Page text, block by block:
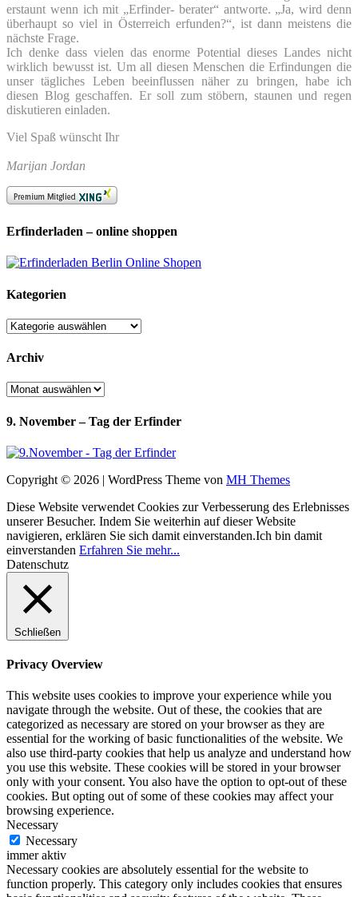
erstaunt wenn ich mit „Erfinder- berater“ antworte. „Ja, wird denn
überhaupt so viel in Österreich erfunden?“, ist dann meistens die
nächste Frage.
Ich denke dass vielen das enorme Potential dieses Landes nicht
wirklich bewusst ist. Um all diesen Menschen die Erfindungen die
unser tägliches Leben beeinflussen näher zu bringen, habe ich
diesen Blog geschaffen. Er soll zum stöbern, staunen und regen
diskutieren einladen.
Viel Spaß wünscht Ihr
Marijan Jordan
Erfinderladen – online shoppen
Kategorien
Kategorien
Archiv
Archiv
9. November – Tag der Erfinder
Copyright © 2026 | WordPress Theme von MH Themes
Diese Website verwendet Cookies zur Verbesserung des Erlebnisses
unserer Besucher. Indem Sie weiterhin auf dieser Website
navigieren, erklären Sie sich damit einverstanden.Ich bin damit
einverstanden Erfahren Sie mehr...
Datenschutz
Schließen
Privacy Overview
This website uses cookies to improve your experience while you
navigate through the website. Out of these, the cookies that are
categorized as necessary are stored on your browser as they are
essential for the working of basic functionalities of the website. We
also use third-party cookies that help us analyze and understand how
you use this website. These cookies will be stored in your browser
only with your consent. You also have the option to opt-out of these
cookies. But opting out of some of these cookies may affect your
browsing experience.
Necessary
Necessary
immer aktiv
Necessary cookies are absolutely essential for the website to
function properly. This category only includes cookies that ensures